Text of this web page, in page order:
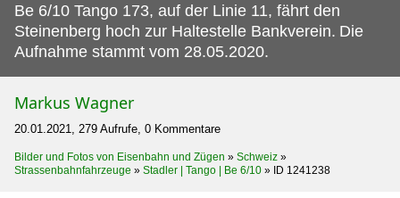
Be 6/10 Tango 173, auf der Linie 11, fährt den
Steinenberg hoch zur Haltestelle Bankverein. Die
Aufnahme stammt vom 28.05.2020.
Markus Wagner
20.01.2021, 279 Aufrufe, 0 Kommentare
Bilder und Fotos von Eisenbahn und Zügen » Schweiz »
Strassenbahnfahrzeuge » Stadler | Tango | Be 6/10 » ID 1241238